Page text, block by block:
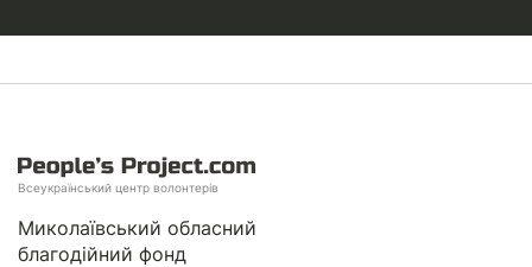
Всеукраїнський центр волонтерів
Миколаївський обласний
благодійний фонд